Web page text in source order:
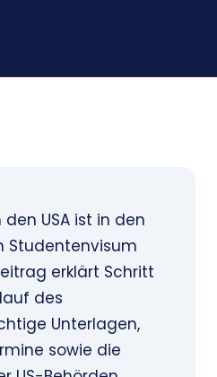
USA ist in den
Studentenvisum
erklärt Schritt
des
Unterlagen,
sowie die